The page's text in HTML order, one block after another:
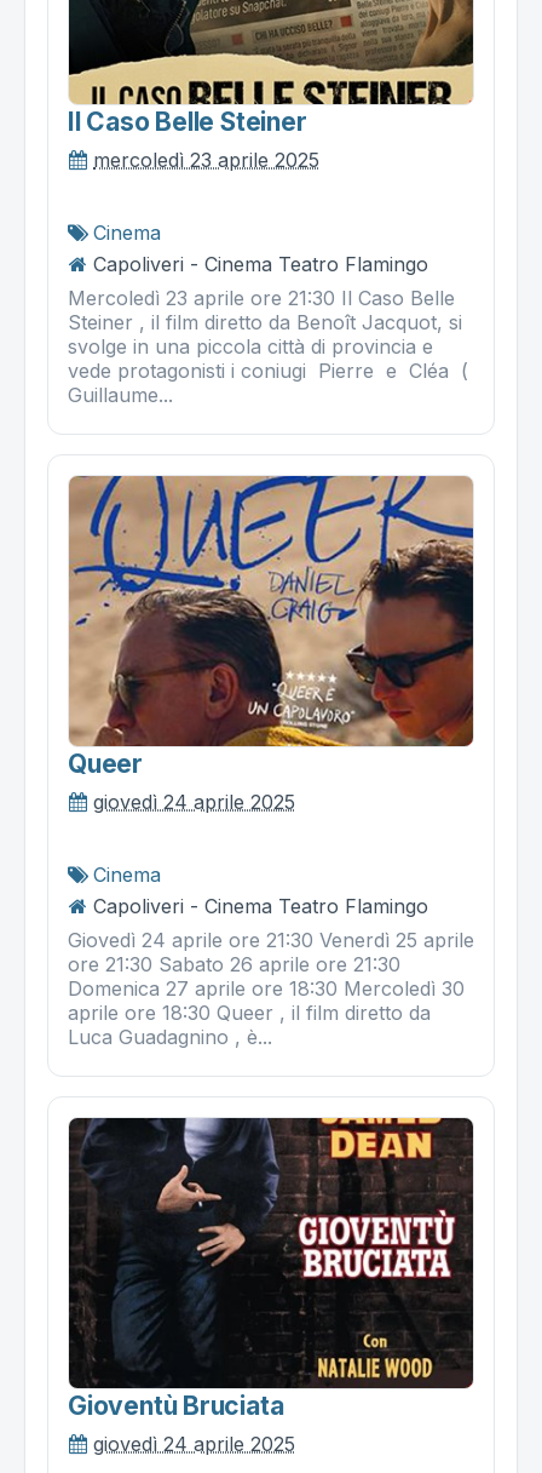
Il Caso Belle Steiner
mercoledì 23 aprile 2025
Cinema
Capoliveri - Cinema Teatro Flamingo
Mercoledì 23 aprile ore 21:30 Il Caso Belle
Steiner , il film diretto da Benoît Jacquot, si
svolge in una piccola città di provincia e
vede protagonisti i coniugi Pierre e Cléa (
Guillaume...
Queer
giovedì 24 aprile 2025
Cinema
Capoliveri - Cinema Teatro Flamingo
Giovedì 24 aprile ore 21:30 Venerdì 25 aprile
ore 21:30 Sabato 26 aprile ore 21:30
Domenica 27 aprile ore 18:30 Mercoledì 30
aprile ore 18:30 Queer , il film diretto da
Luca Guadagnino , è...
Gioventù Bruciata
giovedì 24 aprile 2025